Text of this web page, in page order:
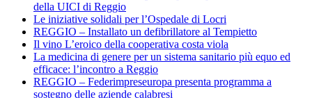
della UICI di Reggio
Le iniziative solidali per l’Ospedale di Locri
REGGIO – Installato un defibrillatore al Tempietto
Il vino L’eroico della cooperativa costa viola
La medicina di genere per un sistema sanitario più equo ed
efficace: l’incontro a Reggio
REGGIO – Federimpreseuropa presenta programma a
sostegno delle aziende calabresi